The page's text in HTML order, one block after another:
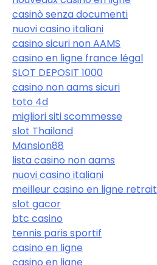
casinò senza documenti
nuovi casino italiani
casino sicuri non AAMS
casino en ligne france légal
SLOT DEPOSIT 1000
casino non aams sicuri
toto 4d
migliori siti scommesse
slot Thailand
Mansion88
lista casino non aams
nuovi casino italiani
meilleur casino en ligne
slot gacor
btc casino
tennis paris sportif
casino en ligne